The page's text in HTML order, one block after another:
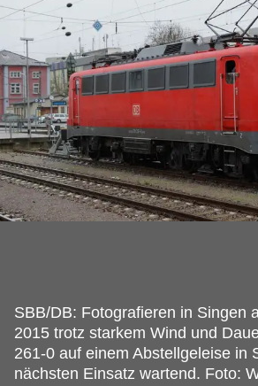
SBB/DB: Fotografieren in Singen
2015 trotz starkem Wind und
261-0 auf einem Abstellgeleise in
nächsten Einsatz wartend. Foto: